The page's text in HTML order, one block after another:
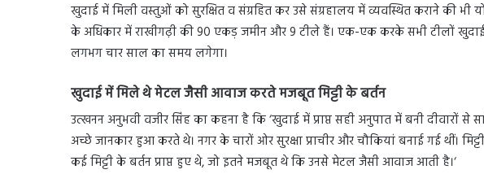
खुदाई में मिली वस्तुओं को सुरक्षित व संग्रहित कर उसे संग्रहालय में व्यवस्थित कराने की भी
के अधिकार में राखीगढ़ी की 90 एकड़ जमीन और 9 टीले हैं। एक-एक करके सभी टीलों
लगभग चार साल का समय लगेगा।
खुदाई में मिले थे मेटल जैसी आवाज करते मजबूत मिट्टी के बर्तन
उत्खनन अनुभवी वजीर सिंह का कहना है कि ‘खुदाई में प्राप्त सही अनुपात में बनी दीवारों
अच्छे जानकार हुआ करते थे। नगर के चारों ओर सुरक्षा प्राचीर और चौकियां बनाई गई थीं।
कई मिट्टी के बर्तन प्राप्त हुए थे, जो इतने मजबूत थे कि उनसे मेटल जैसी आवाज आती है।‘